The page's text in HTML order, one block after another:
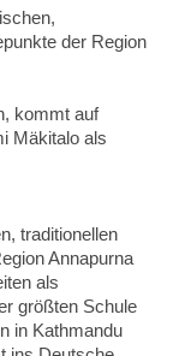
der Region
kommt auf
Mäkitalo als
traditionellen
Annapurna
als
größten Schule
in Kathmandu